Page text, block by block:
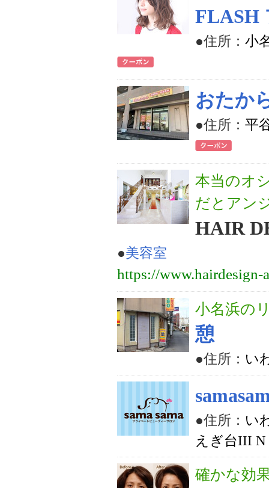
FLASH
●住所： 小
おたか
●住所： 平
本当のオ
だとアン
HAIR
●美容室
https://www.hairdesign-
小名浜の
憩
●住所： い
●住所： い
えぎ台III N
確かな効